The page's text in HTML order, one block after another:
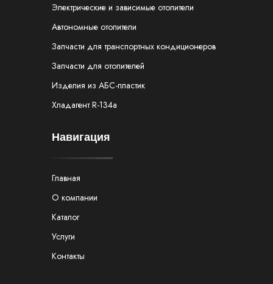
Электрические и зависимые отопители
Автономные отопители
Запчасти для транспортных кондиционеров
Запчасти для отопителей
Изделия из АБС-пластик
Хладагент R-134а
Навигация
Главная
О компании
Каталог
Услуги
Контакты